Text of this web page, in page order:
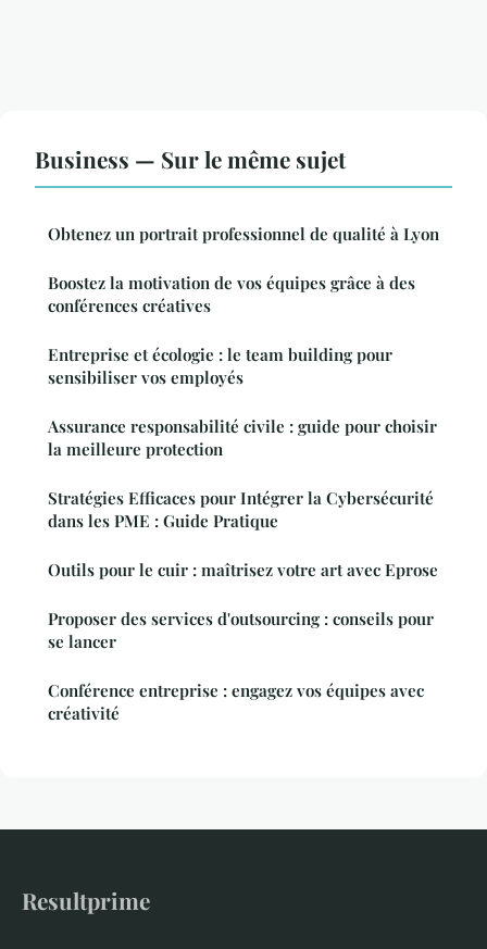
Business — Sur le même sujet
Obtenez un portrait professionnel de qualité à Lyon
Boostez la motivation de vos équipes grâce à des
conférences créatives
Entreprise et écologie : le team building pour
sensibiliser vos employés
Assurance responsabilité civile : guide pour choisir
la meilleure protection
Stratégies Efficaces pour Intégrer la Cybersécurité
dans les PME : Guide Pratique
Outils pour le cuir : maîtrisez votre art avec Eprose
Proposer des services d'outsourcing : conseils pour
se lancer
Conférence entreprise : engagez vos équipes avec
créativité
Resultprime